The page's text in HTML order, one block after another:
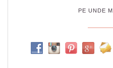
PE UNDE